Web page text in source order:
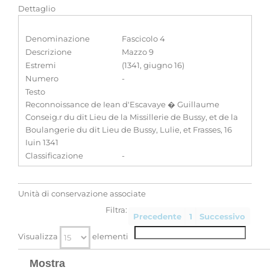
Dettaglio
Denominazione
Fascicolo 4
Descrizione
Mazzo 9
Estremi
(1341, giugno 16)
Numero
-
Testo
Reconnoissance de Iean d'Escavaye � Guillaume
Conseig.r du dit Lieu de la Missillerie de Bussy, et de la
Boulangerie du dit Lieu de Bussy, Lulie, et Frasses, 16
Iuin 1341
Classificazione
-
Unità di conservazione associate
Precedente 1 Successivo
Visualizza elementi
Filtra:
Mostra